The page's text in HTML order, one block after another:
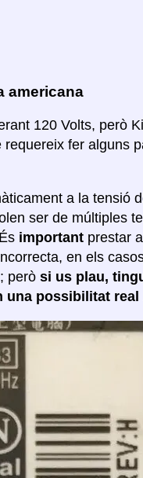
americana
120 Volts, però
fer alguns
a la tensió
ser de múltiples
important prestar
en els
però si us plau,
possibilitat real